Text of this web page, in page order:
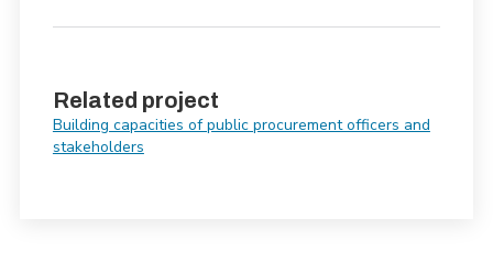
Related project
Building capacities of public procurement officers and
stakeholders